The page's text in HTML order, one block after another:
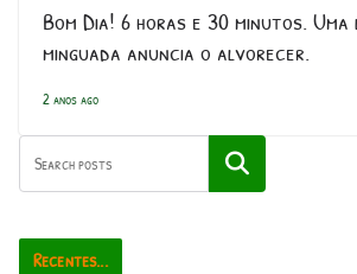
Bom Dia! 6 horas e 30 minutos.
minguada anuncia o alvorecer.
2 anos ago
Pesquisar
Recentes...